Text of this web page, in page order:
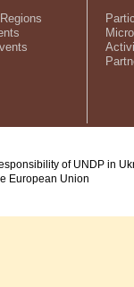
of UNDP in
European Union